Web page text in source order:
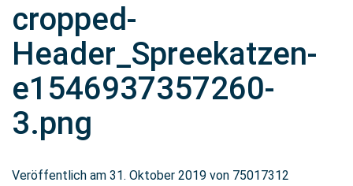
cropped-
Header_Spreekatzen-
e1546937357260-
3.png
Veröffentlich am 31. Oktober 2019 von 75017312